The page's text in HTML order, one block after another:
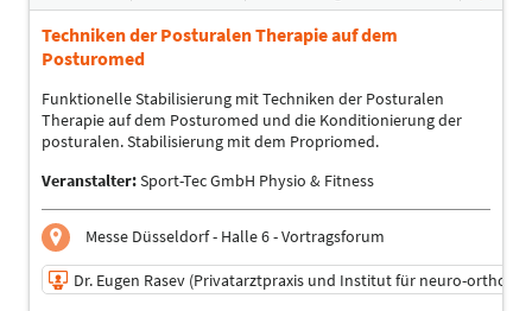
Techniken der Posturalen Therapie auf dem
Posturomed
Funktionelle Stabilisierung mit Techniken der Posturalen
Therapie auf dem Posturomed und die Konditionierung der
posturalen. Stabilisierung mit dem Propriomed.
Veranstalter:Sport-Tec GmbH Physio & Fitness
Messe Düsseldorf - Halle 6 - Vortragsforum
Dr. Eugen Rasev (Privatarztpraxis und Institut für neuro-